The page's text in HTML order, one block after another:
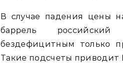
В случае падения цены
баррель
бездефицитным только
Такие подсчеты приводит